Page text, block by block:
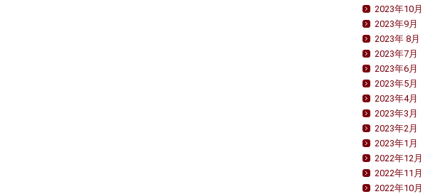
2023年10月
2023年9月
2023年 8月
2023年7月
2023年6月
2023年5月
2023年4月
2023年3月
2023年2月
2023年1月
2022年12月
2022年11月
2022年10月